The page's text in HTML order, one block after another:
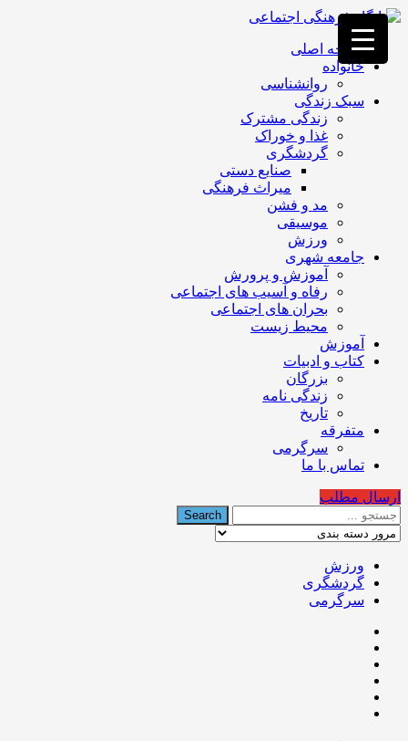
فصد
خون
غرب
تهران
خشکشویی
تصفیه
تهران
صفحه اصلی
خانواده
روانشناسی
سبک زندگی
زندگی مشترک
غذا و خوراک
گردشگری
صنایع دستی
میراث فرهنگی
مد و فشن
موسیقی
ورزش
جامعه شهری
آموزش و پرورش
رفاه و آسیب های اجتماعی
بحران های اجتماعی
محیط زیست
آموزش
کتاب و ادبیات
بزرگان
زندگی نامه
تاریخ
متفرقه
سرگرمی
تماس با ما
ارسال مطلب
ورزش
گردشگری
سرگرمی